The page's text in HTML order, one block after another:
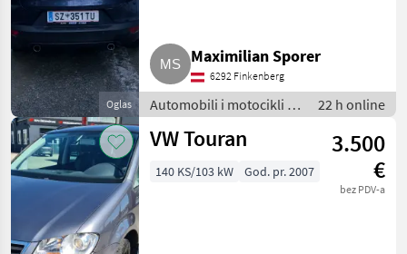
Oglas
Maximilian Sporer
6292 Finkenberg
Automobili i motocikli /
Limuzine
22 h online
VW Touran
3.500
€
bez PDV-a
140 KS/103 kW God. pr. 2007